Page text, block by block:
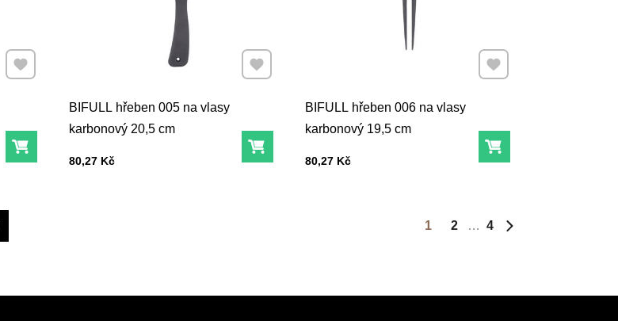
Do košíku
Přidat k Oblíbeným
BIFULL hřeben 005 na vlasy
karbonový 20,5 cm
Cena s DPH
80,27 Kč Do košíku
Přidat k Oblíbeným
BIFULL hřeben 006 na vlasy
karbonový 19,5 cm
Cena s DPH
80,27 Kč Do košíku
Přidat k Oblíbeným
1 2
4